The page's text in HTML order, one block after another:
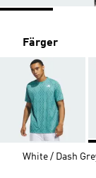
Färger
White / Dash